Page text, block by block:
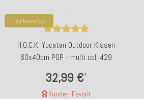
Top bewertet
H.O.C.K. Yucatan Outdoor Kissen
60x40cm POP - multi col. 429
32,99 €*
Kunden-Favorit